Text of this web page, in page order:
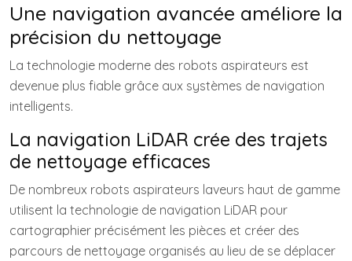
Une navigation avancée améliore la
précision du nettoyage
La technologie moderne des robots aspirateurs est
devenue plus fiable grâce aux systèmes de navigation
intelligents.
La navigation LiDAR crée des trajets
de nettoyage efficaces
De nombreux robots aspirateurs laveurs haut de gamme
utilisent la technologie de navigation LiDAR pour
cartographier précisément les pièces et créer des
parcours de nettoyage organisés au lieu de se déplacer